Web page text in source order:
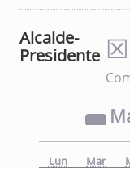
Alcalde-
Presidente ☒
Lun Mar